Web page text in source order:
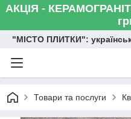
АКЦІЯ - КЕРАМОГРАНІТ
"МІСТО ПЛИТКИ":
Товари та послуги